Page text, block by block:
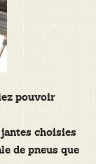
pouvoir
choisies
de pneus que